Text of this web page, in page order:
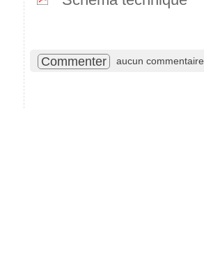
Commenter aucun commentaire